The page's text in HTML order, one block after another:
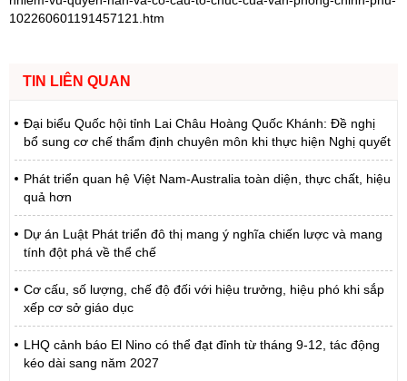
102260601191457121.htm
TIN LIÊN QUAN
Đại biểu Quốc hội tỉnh Lai Châu Hoàng Quốc Khánh: Đề nghị
bổ sung cơ chế thẩm định chuyên môn khi thực hiện Nghị quyết
Phát triển quan hệ Việt Nam-Australia toàn diện, thực chất, hiệu
quả hơn
Dự án Luật Phát triển đô thị mang ý nghĩa chiến lược và mang
tính đột phá về thể chế
Cơ cấu, số lượng, chế độ đối với hiệu trưởng, hiệu phó khi sắp
xếp cơ sở giáo dục
LHQ cảnh báo El Nino có thể đạt đỉnh từ tháng 9-12, tác động
kéo dài sang năm 2027